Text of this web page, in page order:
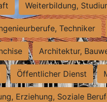
Weiterbildung,
Techniker
Architektur,
Öffentlicher Dienst
Erziehung, Soziale